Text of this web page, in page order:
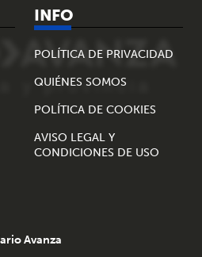
INFO
POLÍTICA DE PRIVACIDAD
QUIÉNES SOMOS
POLÍTICA DE COOKIES
AVISO LEGAL Y
CONDICIONES DE USO
Avanza